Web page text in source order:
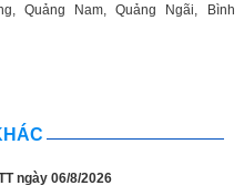
Quảng Nam, Quảng Ngãi, Bình
ngày 06/8/2026